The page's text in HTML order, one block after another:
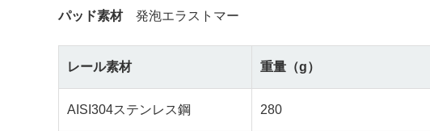
パッド素材 発泡エラストマー
レール素材 重量（g）
AISI304ステンレス鋼 280